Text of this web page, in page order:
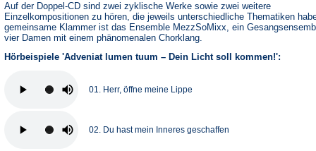
Auf der Doppel-CD sind zwei zyklische Werke sowie zwei weitere
Einzelkompositionen zu hören, die jeweils unterschiedliche Thematiken
gemeinsame Klammer ist das Ensemble MezzSoMixx, ein
vier Damen mit einem phänomenalen Chorklang.
Hörbeispiele 'Adveniat lumen tuum – Dein Licht soll kommen!':
01. Herr, öffne meine Lippe
02. Du hast mein Inneres geschaffen